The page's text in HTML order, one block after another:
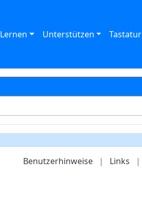
Lernen Unterstützen Tastatur
Benutzerhinweise | Links |